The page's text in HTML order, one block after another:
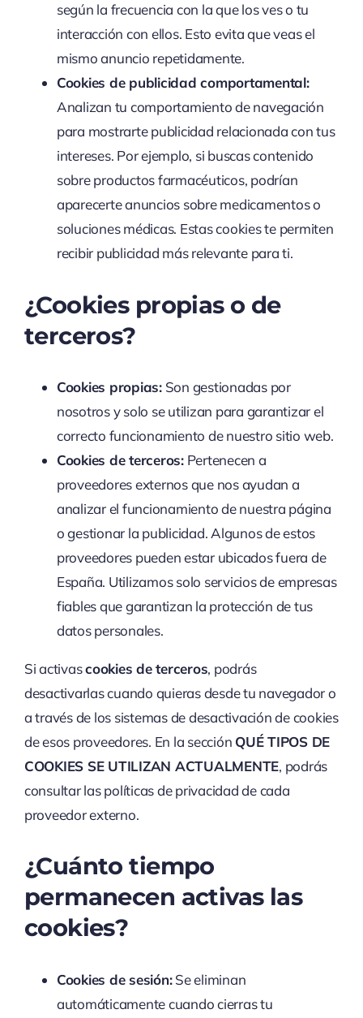
según la frecuencia con la que los ves o tu
interacción con ellos. Esto evita que veas el
mismo anuncio repetidamente.
Cookies de publicidad comportamental:
Analizan tu comportamiento de navegación
para mostrarte publicidad relacionada con tus
intereses. Por ejemplo, si buscas contenido
sobre productos farmacéuticos, podrían
aparecerte anuncios sobre medicamentos o
soluciones médicas. Estas cookies te permiten
recibir publicidad más relevante para ti.
¿Cookies propias o de
terceros?
Cookies propias:Son gestionadas por
nosotros y solo se utilizan para garantizar el
correcto funcionamiento de nuestro sitio web.
Cookies de terceros:Pertenecen a
proveedores externos que nos ayudan a
analizar el funcionamiento de nuestra página
o gestionar la publicidad. Algunos de estos
proveedores pueden estar ubicados fuera de
España. Utilizamos solo servicios de empresas
fiables que garantizan la protección de tus
datos personales.
Si activascookies de terceros, podrás
desactivarlas cuando quieras desde tu navegador o
a través de los sistemas de desactivación de cookies
de esos proveedores. En la sección QUÉ TIPOS DE
COOKIES SE UTILIZAN ACTUALMENTE, podrás
consultar las políticas de privacidad de cada
proveedor externo.
¿Cuánto tiempo
permanecen activas las
cookies?
Cookies de sesión:Se eliminan
automáticamente cuando cierras tu